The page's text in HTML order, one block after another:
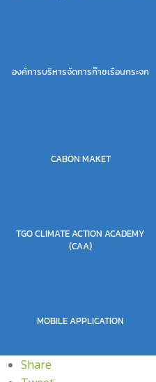
องค์การบริหารจัดการก๊าซเรือนกระจก
CABON MAKET
TGO CLIMATE ACTION ACADEMY
(CAA)
MOBILE APPLICATION
Share